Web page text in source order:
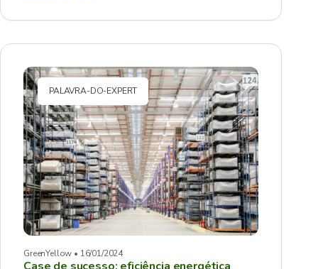
PALAVRA-DO-EXPERT
GreenYellow • 16/01/2024